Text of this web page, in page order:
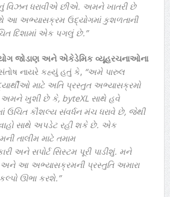
વિઝન ધરાવીએ છીએ. અમને ખાતરી છે
આ અભ્યાસક્રમ ઉદ્યોગમાં કુશળતાની
દિશામાં એક પગલું છે.”
જોડાણ અને એકેડેમિક વ્યૂહરચનાઓના
નાયરે કહ્યું હતું કે, “અમે પારુલ
માટે અતિ પ્રસ્તુત અભ્યાસક્રમો
અમને ખુશી છે કે, byteXLસાથે હવે
ઉચિત કૌશલ્ય સંવર્ધન મંચ ધરાવે છે, જેથી
સાથે અપડેટ રહી શકે છે. એક
તાલીમ માટે તમામ
અને સપોર્ટ સિસ્ટમ પૂરી પાડીશું. મને
આ અભ્યાસક્રમની પ્રસ્તુતિ અમારા
ઊભા કરશે.”